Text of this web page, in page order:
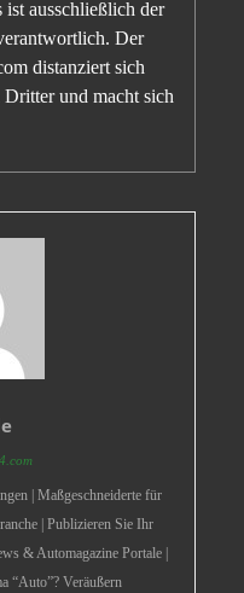
ausschließlich der
Der
distanziert sich
und macht sich
| Maßgeschneiderte für
| Publizieren Sie Ihr
& Automagazine Portale |
“Auto”? Veräußern